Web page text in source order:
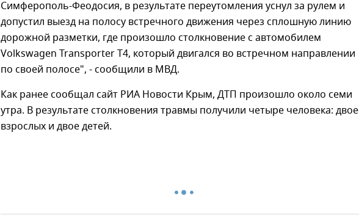
Симферополь-Феодосия, в результате переутомления уснул за рулем и
допустил выезд на полосу встречного движения через сплошную линию
дорожной разметки, где произошло столкновение с автомобилем
Volkswagen Transporter T4, который двигался во встречном направлении
по своей полосе", - сообщили в МВД.
Как ранее сообщал сайт РИА Новости Крым, ДТП произошло около семи
утра. В результате столкновения травмы получили четыре человека: двое
взрослых и двое детей.